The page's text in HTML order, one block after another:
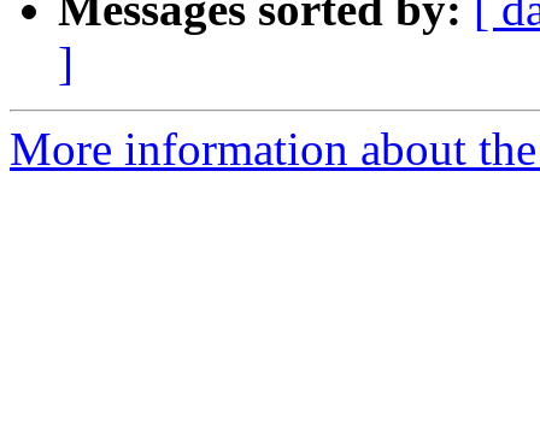
]
More information about